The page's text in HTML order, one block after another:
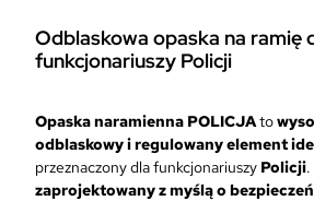
a
s
y
b
k
i
Odblaskowa opaska na ramię
funkcjonariuszy Policji
Opaska naramienna POLICJAto
odblaskowy i regulowany element
przeznaczony dla funkcjonariuszy Policji.
zaprojektowany z myślą o